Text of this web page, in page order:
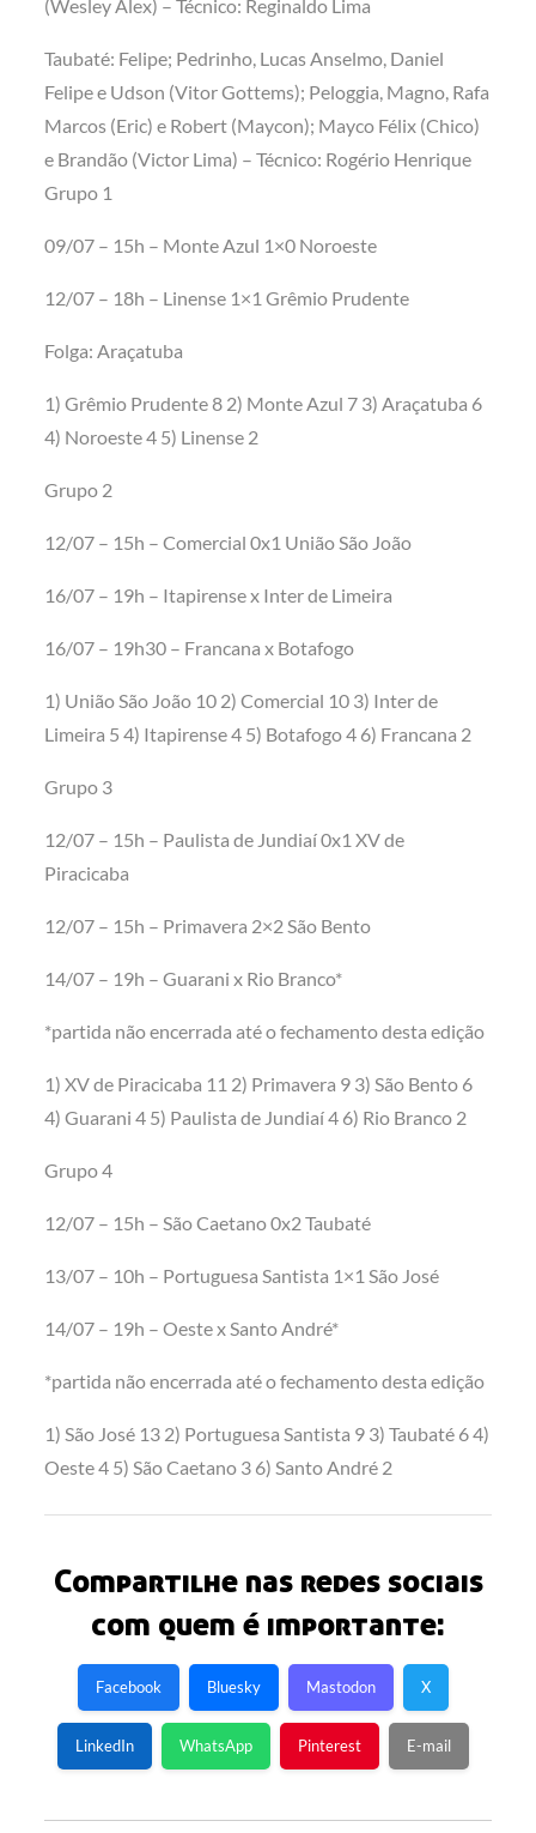
(Wesley Alex) – Técnico: Reginaldo Lima
Taubaté: Felipe; Pedrinho, Lucas Anselmo, Daniel
Felipe e Udson (Vitor Gottems); Peloggia, Magno, Rafa
Marcos (Eric) e Robert (Maycon); Mayco Félix (Chico)
e Brandão (Victor Lima) – Técnico: Rogério Henrique
Grupo 1
09/07 – 15h – Monte Azul 1×0 Noroeste
12/07 – 18h – Linense 1×1 Grêmio Prudente
Folga: Araçatuba
1) Grêmio Prudente 8 2) Monte Azul 7 3) Araçatuba 6
4) Noroeste 4 5) Linense 2
Grupo 2
12/07 – 15h – Comercial 0x1 União São João
16/07 – 19h – Itapirense x Inter de Limeira
16/07 – 19h30 – Francana x Botafogo
1) União São João 10 2) Comercial 10 3) Inter de
Limeira 5 4) Itapirense 4 5) Botafogo 4 6) Francana 2
Grupo 3
12/07 – 15h – Paulista de Jundiaí 0x1 XV de
Piracicaba
12/07 – 15h – Primavera 2×2 São Bento
14/07 – 19h – Guarani x Rio Branco*
*partida não encerrada até o fechamento desta edição
1) XV de Piracicaba 11 2) Primavera 9 3) São Bento 6
4) Guarani 4 5) Paulista de Jundiaí 4 6) Rio Branco 2
Grupo 4
12/07 – 15h – São Caetano 0x2 Taubaté
13/07 – 10h – Portuguesa Santista 1×1 São José
14/07 – 19h – Oeste x Santo André*
*partida não encerrada até o fechamento desta edição
1) São José 13 2) Portuguesa Santista 9 3) Taubaté 6 4)
Oeste 4 5) São Caetano 3 6) Santo André 2
Compartilhe nas redes sociais
com quem é importante:
Facebook Bluesky Mastodon X
LinkedIn WhatsApp Pinterest E-mail